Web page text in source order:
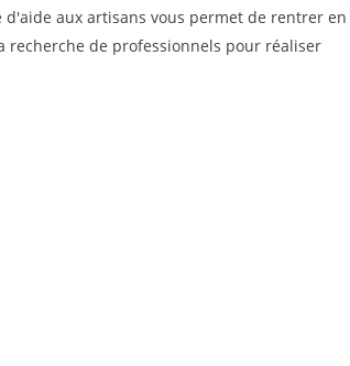
aux artisans vous permet de rentrer en
recherche de professionnels pour réaliser